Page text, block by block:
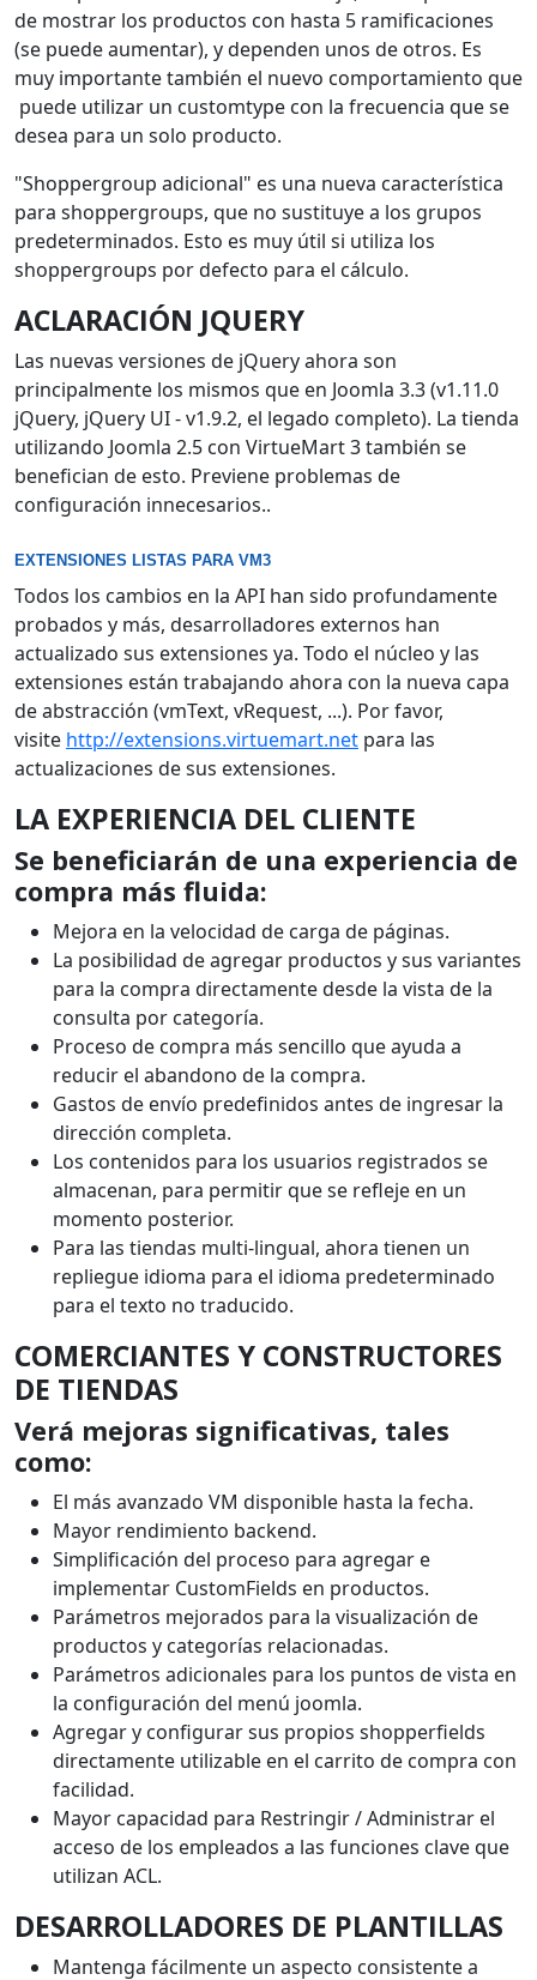
de mostrar los productos con hasta 5 ramificaciones
(se puede aumentar), y dependen unos de otros. Es
muy importante también el nuevo comportamiento que
puede utilizar un customtype con la frecuencia que se
desea para un solo producto.
"Shoppergroup adicional" es una nueva característica
para shoppergroups, que no sustituye a los grupos
predeterminados. Esto es muy útil si utiliza los
shoppergroups por defecto para el cálculo.
ACLARACIÓN JQUERY
Las nuevas versiones de jQuery ahora son
principalmente los mismos que en Joomla 3.3 (v1.11.0
jQuery, jQuery UI - v1.9.2, el legado completo). La tienda
utilizando Joomla 2.5 con VirtueMart 3 también se
benefician de esto. Previene problemas de
configuración innecesarios..
EXTENSIONES LISTAS PARA VM3
Todos los cambios en la API han sido profundamente
probados y más, desarrolladores externos han
actualizado sus extensiones ya. Todo el núcleo y las
extensiones están trabajando ahora con la nueva capa
de abstracción (vmText, vRequest, ...). Por favor,
visite http://extensions.virtuemart.net para las
actualizaciones de sus extensiones.
LA EXPERIENCIA DEL CLIENTE
Se beneficiarán de una experiencia de
compra más fluida:
Mejora en la velocidad de carga de páginas.
La posibilidad de agregar productos y sus variantes
para la compra directamente desde la vista de la
consulta por categoría.
Proceso de compra más sencillo que ayuda a
reducir el abandono de la compra.
Gastos de envío predefinidos antes de ingresar la
dirección completa.
Los contenidos para los usuarios registrados se
almacenan, para permitir que se refleje en un
momento posterior.
Para las tiendas multi-lingual, ahora tienen un
repliegue idioma para el idioma predeterminado
para el texto no traducido.
COMERCIANTES Y CONSTRUCTORES
DE TIENDAS
Verá mejoras significativas, tales
como:
El más avanzado VM disponible hasta la fecha.
Mayor rendimiento backend.
Simplificación del proceso para agregar e
implementar CustomFields en productos.
Parámetros mejorados para la visualización de
productos y categorías relacionadas.
Parámetros adicionales para los puntos de vista en
la configuración del menú joomla.
Agregar y configurar sus propios shopperfields
directamente utilizable en el carrito de compra con
facilidad.
Mayor capacidad para Restringir / Administrar el
acceso de los empleados a las funciones clave que
utilizan ACL.
DESARROLLADORES DE PLANTILLAS
Mantenga fácilmente un aspecto consistente a